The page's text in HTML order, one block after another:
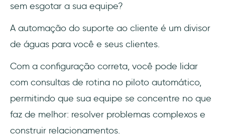
Recapitulando: Elementos necessários para
a automação do cliente de suporte
Benefícios da automação do suporte ao
1- Tempos de resposta minimizados
Principais conclusões ✨
sem esgotar a sua equipe?
A automação do suporte ao cliente é um divisor
de águas para você e seus clientes.
Com a configuração correta, você pode lidar
com consultas de rotina no piloto automático,
permitindo que sua equipe se concentre no que
faz de melhor: resolver problemas complexos e
construir relacionamentos.